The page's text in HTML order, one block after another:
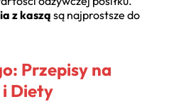
z kaszą są najprostsze do
Przepisy na
i Diety